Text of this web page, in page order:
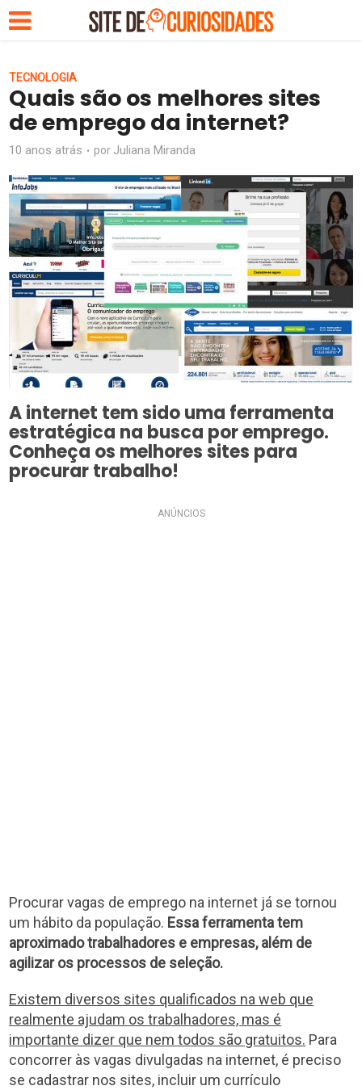
TECNOLOGIA
Quais são os melhores sites
de emprego da internet?
10 anos atrás por Juliana Miranda
A internet tem sido uma ferramenta
estratégica na busca por emprego.
Conheça os melhores sites para
procurar trabalho!
ANÚNCIOS
Procurar vagas de emprego na internet já se tornou
um hábito da população. Essa ferramenta tem
aproximado trabalhadores e empresas, além de
agilizar os processos de seleção.
Existem diversos sites qualificados na web que
realmente ajudam os trabalhadores, mas é
importante dizer que nem todos são gratuitos. Para
concorrer às vagas divulgadas na internet, é preciso
se cadastrar nos sites, incluir um currículo